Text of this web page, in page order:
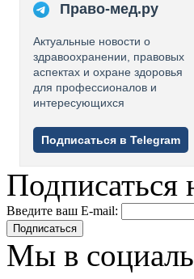
Право-мед.ру
Актуальные новости о
здравоохранении, правовых
аспектах и охране здоровья
для профессионалов и
интересующихся
Подписаться в Telegram
Подписаться
Введите ваш E-mail:
Подписаться
Мы в